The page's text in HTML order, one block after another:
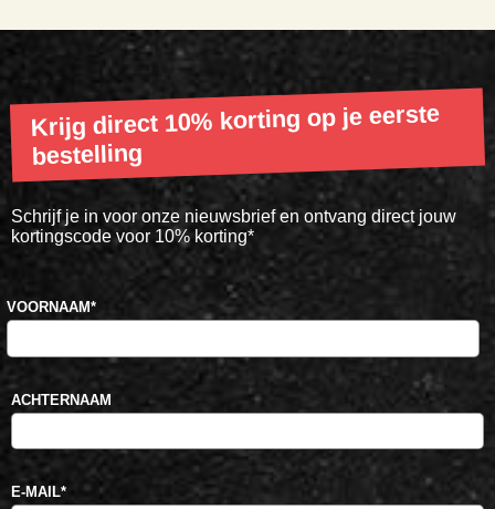
Krijg direct 10% korting op je eerste
bestelling
Schrijf je in voor onze nieuwsbrief en ontvang direct jouw
kortingscode voor 10% korting*
VOORNAAM*
ACHTERNAAM
E-MAIL*